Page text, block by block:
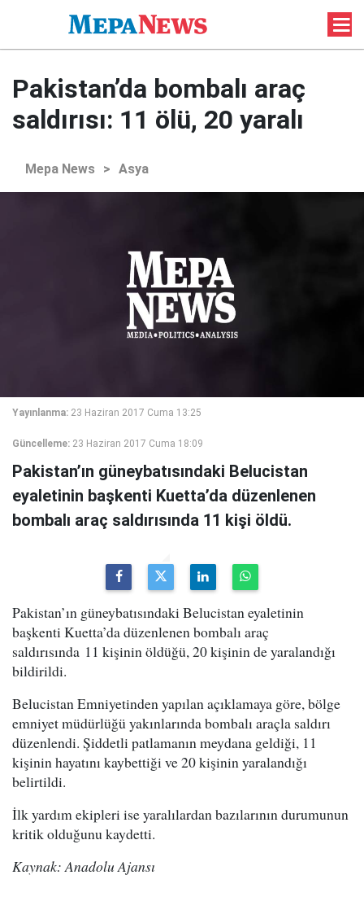
Pakistan’da bombalı araç
saldırısı: 11 ölü, 20 yaralı
Mepa News > Asya
Yayınlanma: 23 Haziran 2017 Cuma 13:25
Güncelleme: 23 Haziran 2017 Cuma 18:09
Pakistan’ın güneybatısındaki Belucistan
eyaletinin başkenti Kuetta’da düzenlenen
bombalı araç saldırısında 11 kişi öldü.
Pakistan’ın güneybatısındaki Belucistan eyaletinin
başkenti Kuetta’da düzenlenen bombalı araç
saldırısında 11 kişinin öldüğü, 20 kişinin de yaralandığı
bildirildi.
Belucistan Emniyetinden yapılan açıklamaya göre, bölge
emniyet müdürlüğü yakınlarında bombalı araçla saldırı
düzenlendi. Şiddetli patlamanın meydana geldiği, 11
kişinin hayatını kaybettiği ve 20 kişinin yaralandığı
belirtildi.
İlk yardım ekipleri ise yaralılardan bazılarının durumunun
kritik olduğunu kaydetti.
Kaynak: Anadolu Ajansı